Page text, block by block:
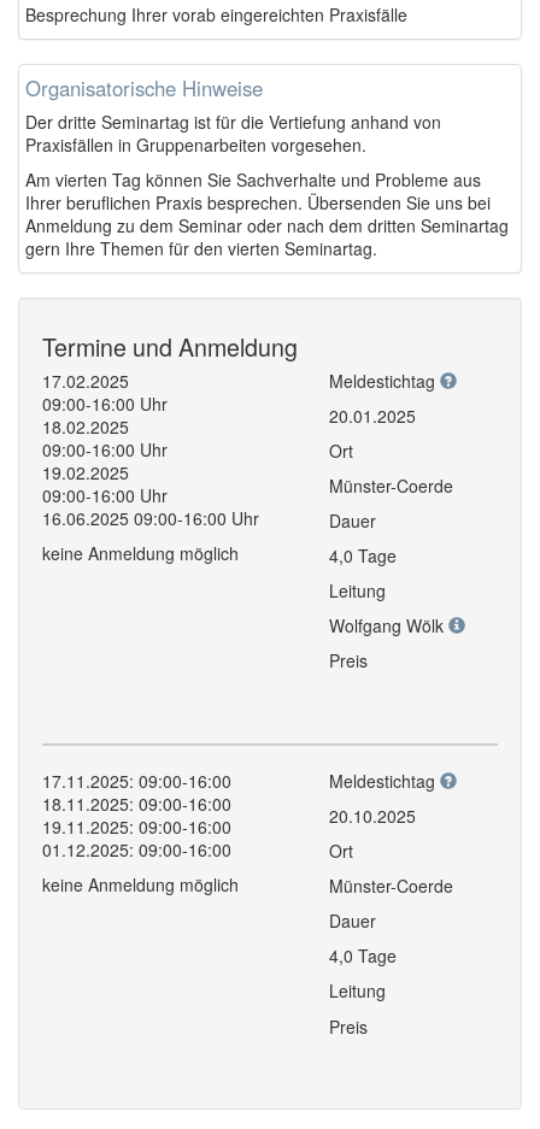
Besprechung Ihrer vorab eingereichten Praxisfälle
Organisatorische Hinweise
Der dritte Seminartag ist für die Vertiefung anhand von
Praxisfällen in Gruppenarbeiten vorgesehen.
Am vierten Tag können Sie Sachverhalte und Probleme aus
Ihrer beruflichen Praxis besprechen. Übersenden Sie uns bei
Anmeldung zu dem Seminar oder nach dem dritten Seminartag
gern Ihre Themen für den vierten Seminartag.
Termine und Anmeldung
17.02.2025
09:00-16:00 Uhr
18.02.2025
09:00-16:00 Uhr
19.02.2025
09:00-16:00 Uhr
16.06.2025 09:00-16:00 Uhr
keine Anmeldung möglich
Meldestichtag
20.01.2025
Ort
Münster-Coerde
Dauer
4,0 Tage
Leitung
Wolfgang Wölk
Preis
17.11.2025: 09:00-16:00
18.11.2025: 09:00-16:00
19.11.2025: 09:00-16:00
01.12.2025: 09:00-16:00
keine Anmeldung möglich
Meldestichtag
20.10.2025
Ort
Münster-Coerde
Dauer
4,0 Tage
Leitung
Preis